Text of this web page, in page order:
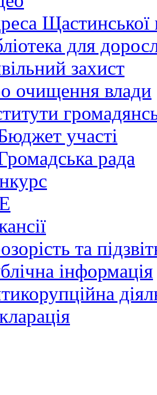
Щастинської
для
захист
очищення влади
участі
рада
та
інформація